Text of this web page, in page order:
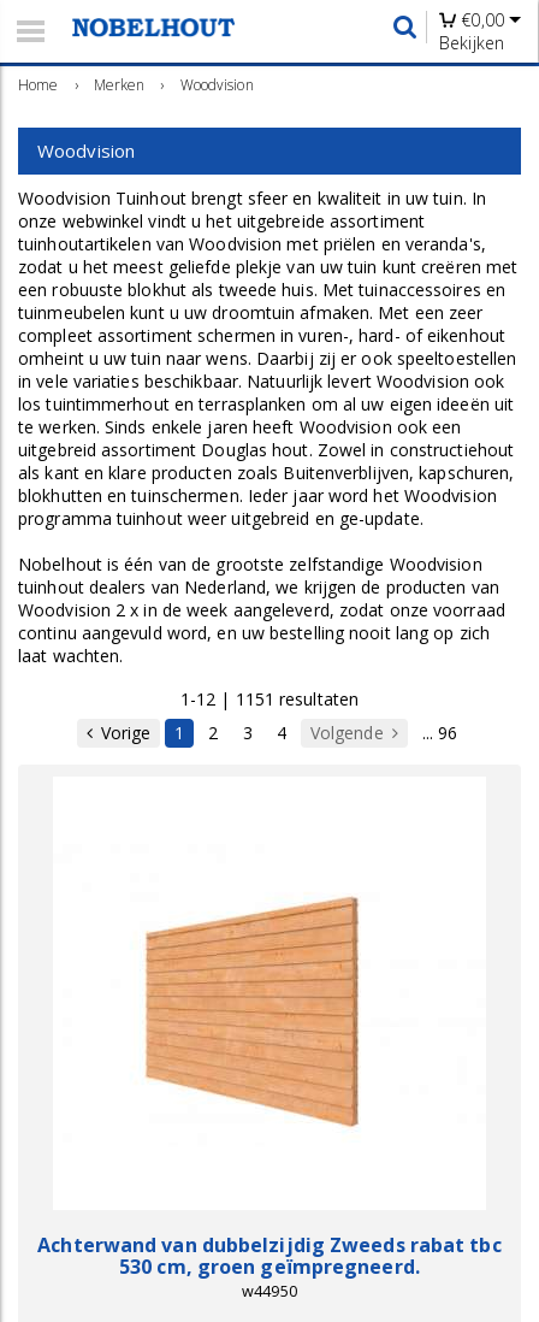
€0,00
Bekijken
Home › Merken › Woodvision
Woodvision
Woodvision Tuinhout brengt sfeer en kwaliteit in uw tuin. In
onze webwinkel vindt u het uitgebreide assortiment
tuinhoutartikelen van Woodvision met priëlen en veranda's,
zodat u het meest geliefde plekje van uw tuin kunt creëren met
een robuuste blokhut als tweede huis. Met tuinaccessoires en
tuinmeubelen kunt u uw droomtuin afmaken. Met een zeer
compleet assortiment schermen in vuren-, hard- of eikenhout
omheint u uw tuin naar wens. Daarbij zij er ook speeltoestellen
in vele variaties beschikbaar. Natuurlijk levert Woodvision ook
los tuintimmerhout en terrasplanken om al uw eigen ideeën uit
te werken. Sinds enkele jaren heeft Woodvision ook een
uitgebreid assortiment Douglas hout. Zowel in constructiehout
als kant en klare producten zoals Buitenverblijven, kapschuren,
blokhutten en tuinschermen. Ieder jaar word het Woodvision
programma tuinhout weer uitgebreid en ge-update.
Nobelhout is één van de grootste zelfstandige Woodvision
tuinhout dealers van Nederland, we krijgen de producten van
Woodvision 2 x in de week aangeleverd, zodat onze voorraad
continu aangevuld word, en uw bestelling nooit lang op zich
laat wachten.
1-12 | 1151 resultaten
Vorige
1 2 3 4 Volgende ... 96
Achterwand van dubbelzijdig Zweeds rabat tbc
530 cm, groen geïmpregneerd.
w44950